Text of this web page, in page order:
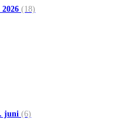
(18)
juni (6)